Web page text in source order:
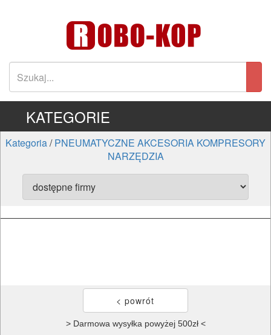
KATEGORIE
Kategoria/PNEUMATYCZNE AKCESORIA KOMPRESORY
NARZĘDZIA
> Darmowa wysyłka powyżej 500zł <